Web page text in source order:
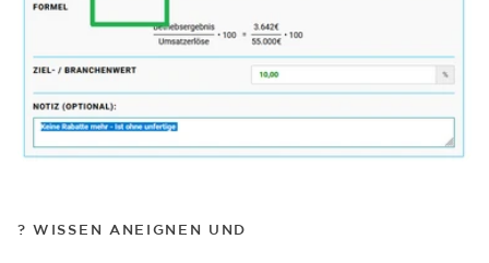
? WISSEN ANEIGNEN UND